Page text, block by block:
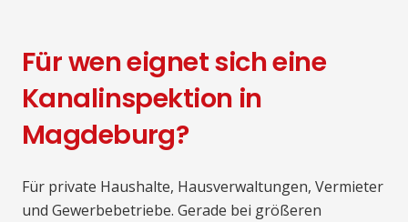
Für wen eignet sich eine
Kanalinspektion in
Magdeburg?
Für private Haushalte, Hausverwaltungen, Vermieter
und Gewerbebetriebe. Gerade bei größeren